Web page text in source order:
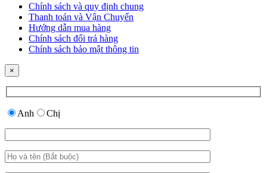
Chính sách và quy định chung
Thanh toán và Vận Chuyển
Hướng dẫn mua hàng
Chính sách đổi trả hàng
Chính sách bảo mật thông tin
×
Anh Chị